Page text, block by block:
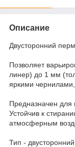
Описание
Двусторонний
Позволяет
линер) до 1 мм
яркими
Предназначен для
Устойчив к
атмосферным
Тип - двусторонний